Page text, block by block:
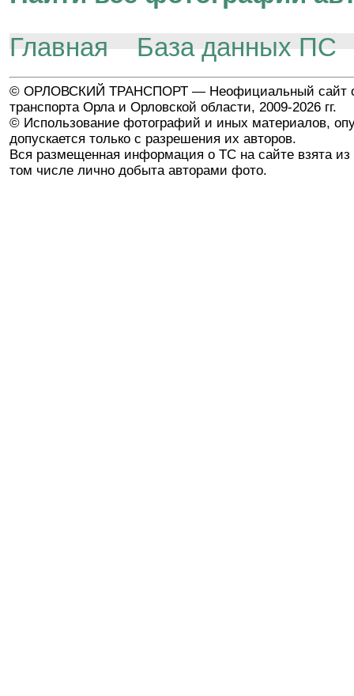
Главная
База данных ПС
© ОРЛОВСКИЙ ТРАНСПОРТ — Неофициальный сайт
транспорта Орла и Орловской области, 2009-2026 гг.
© Использование фотографий и иных материалов,
допускается только с разрешения их авторов.
Вся размещенная информация о ТС на сайте взята из
том числе лично добыта авторами фото.